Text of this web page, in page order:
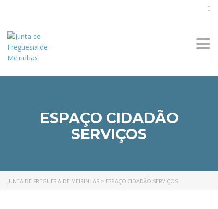
ESPAÇO CIDADÃO
SERVIÇOS
JUNTA DE FREGUESIA DE MEIRINHAS > ESPAÇO CIDADÃO SERVIÇOS